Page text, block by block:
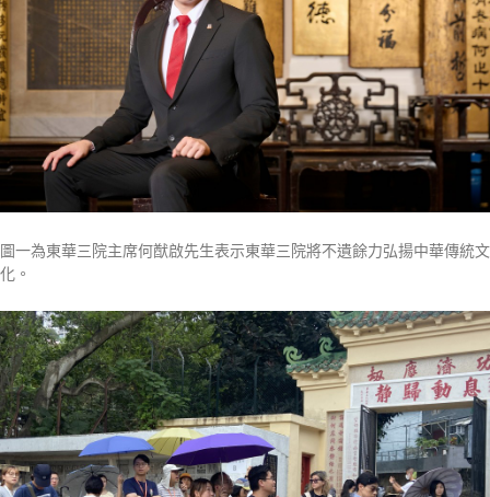
圖一為東華三院主席何猷啟先生表示東華三院將不遺餘力弘揚中華傳統文
化。